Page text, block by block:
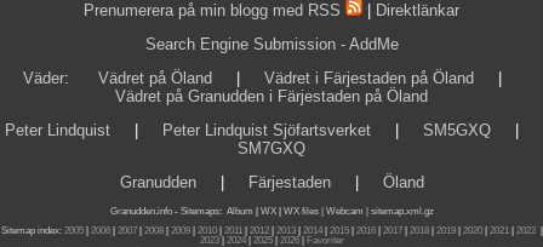
Prenumerera på min blogg med RSS
Direktlänkar
Search Engine Submission - AddMe
Väder: Vädret på Öland Vädret i Färjestaden på Öland
Vädret på Granudden i Färjestaden på Öland
Peter Lindquist
Peter Lindquist Sjöfartsverket SM5GXQ
SM7GXQ
Granudden| Färjestaden| Öland
Granudden.info- Sitemaps: Album WX WX files | Webcam |
sitemap.xml.gz
Sitemap index: 2005| 2006| 2007| 2008| 2009| 2010| 2011| 2012| 2013| 2014| 2015| 2016| 2017| 2018| 2019| 2020| 2021| 2022|
2023| 2024| 2025| 2026|
Favoriter